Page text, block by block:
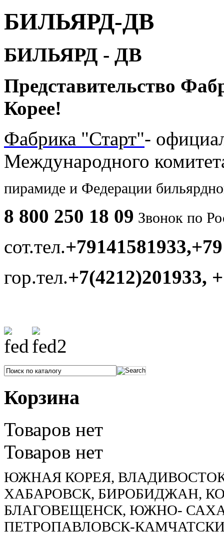
БИЛЬЯРД-ДВ
БИЛЬЯРД - ДВ
Представительство
Корее!
Фабрика "Старт"-
Международного
пирамиде и Федерации
8 800 250 18 09 Звонок по
сот.тел.
гор.тел.+7(4212)201933,
Корзина
Товаров нет
Товаров нет
ЮЖНАЯ КОРЕЯ,
ХАБАРОВСК, БИРОБИДЖАН,
БЛАГОВЕЩЕНСК, ЮЖНО-
ПЕТРОПАВЛОВСК-